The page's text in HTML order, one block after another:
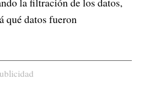
qué datos fueron